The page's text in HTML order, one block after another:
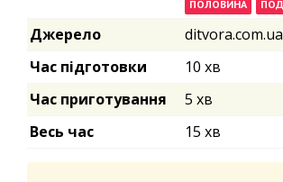
Джерело
ditvora.com.ua
Час підготовки
10 хв
Час приготування
5 хв
Весь час
15 хв